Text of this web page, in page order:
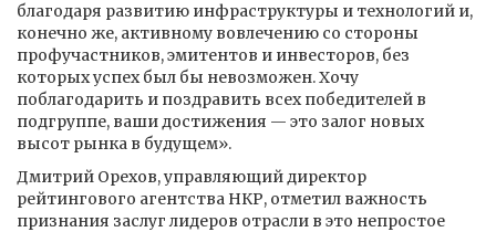
благодаря развитию инфраструктуры и технологий и,
конечно же, активному вовлечению со стороны
профучастников, эмитентов и инвесторов, без
которых успех был бы невозможен. Хочу
поблагодарить и поздравить всех победителей в
подгруппе, ваши достижения — это залог новых
высот рынка в будущем».
Дмитрий Орехов, управляющий директор
рейтингового агентства НКР, отметил важность
признания заслуг лидеров отрасли в это непростое